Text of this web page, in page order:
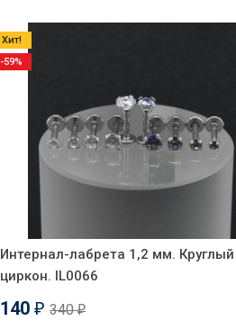
Интернал-лабрета 1,2 мм. Круглый
циркон. IL0066
140 ₽ 340₽
Хит!
-59%